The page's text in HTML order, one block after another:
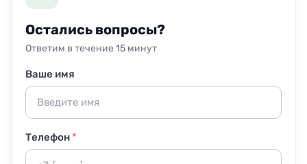
Остались вопросы?
Ответим в течение 15 минут
Ваше имя
Телефон*
вернём их на место. Доступ можно обеспечить через
охрану или код-замок.